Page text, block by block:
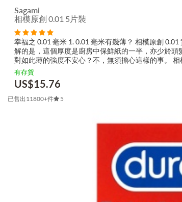
Sagami
相模原創 0.01 5片裝
幸福之 0.01 毫米 1. 0.01 毫米有幾薄？ 相模原創
解的是，這個厚度是廚房中保鮮紙的一半，亦少於頭
對如此薄的強度不安心？不，無須擔心這樣的事。 相
有存貨
US$15.76
已售出11800+件 5